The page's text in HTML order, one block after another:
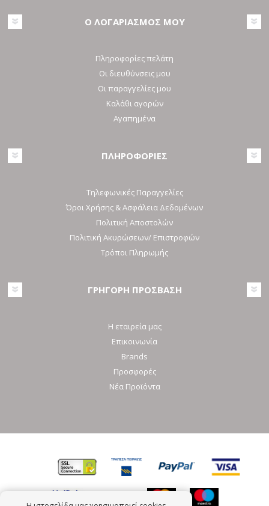
Ο ΛΟΓΑΡΙΑΣΜΟΣ ΜΟΥ
Πληροφορίες πελάτη
Οι διευθύνσεις μου
Οι παραγγελίες μου
Καλάθι αγορών
Αγαπημένα
ΠΛΗΡΟΦΟΡΙΕΣ
Τηλεφωνικές Παραγγελίες
Όροι Χρήσης & Ασφάλεια Δεδομένων
Πολιτική Αποστολών
Πολιτική Ακυρώσεων/ Επιστροφών
Τρόποι Πληρωμής
ΓΡΗΓΟΡΗ ΠΡΟΣΒΑΣΗ
Η εταιρεία μας
Επικοινωνία
Brands
Προσφορές
Νέα Προϊόντα